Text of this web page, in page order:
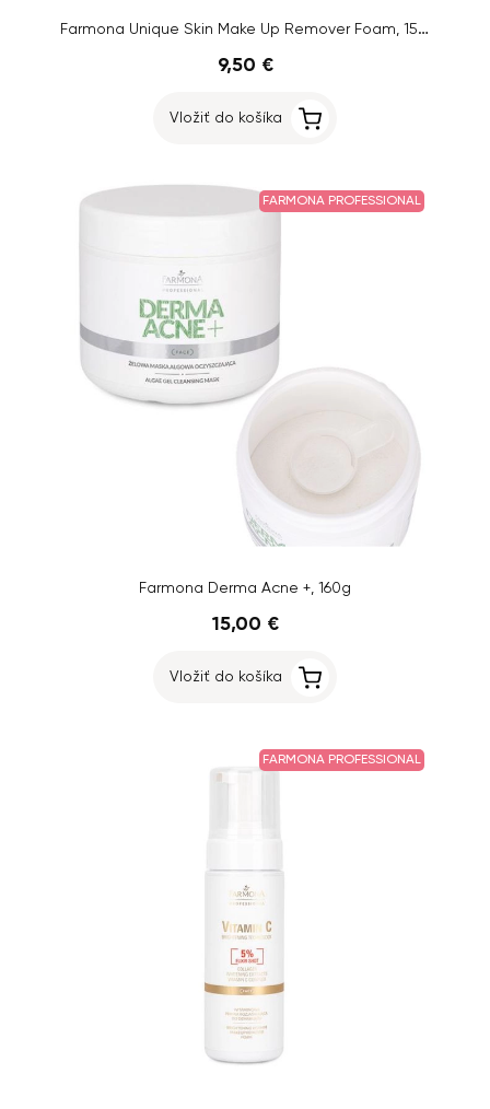
Farmona Unique Skin Make Up Remover Foam, 150ml
9,50 €
Vložiť do košíka
FARMONA PROFESSIONAL
Farmona Derma Acne +, 160g
15,00 €
Vložiť do košíka
FARMONA PROFESSIONAL